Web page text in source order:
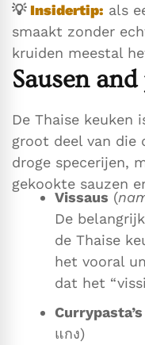
💡Insidertip: als
smaakt zonder
kruiden meestal
Sausen and
De Thaise keuken
groot deel van die
droge specerijen,
gekookte sauzen
Vissaus (
De
de Thaise
het vooral
dat het
Currypasta’s
แกง)